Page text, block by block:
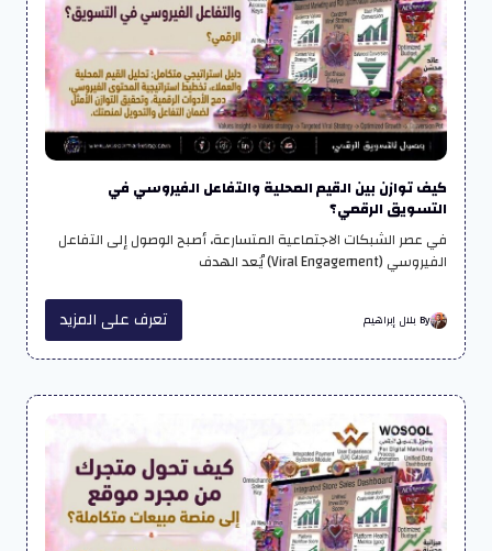
كيف توازن بين القيم المحلية والتفاعل الفيروسي في
التسويق الرقمي؟
في عصر الشبكات الاجتماعية المتسارعة، أصبح الوصول إلى التفاعل
الفيروسي (Viral Engagement) يُعد الهدف
By بلال إبراهيم تعرف على المزيد